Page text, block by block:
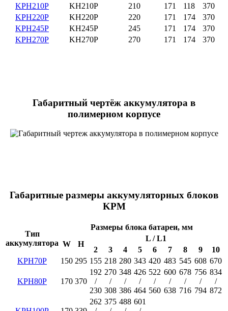
KPH210P
KH210P 210 171 118
370
KPH220P
KH220P 220 171 174
370
KPH245P
KH245P 245 171 174
370
KPH270P
KH270P 270 171 174 370
Габаритный чертёж аккумулятора в
полимерном корпусе
Габаритные размеры аккумуляторных блоков
KPM
Тип
аккумулятора
Размеры блока батареи, мм
W
H
L / L1
2
3 4 5 6 7 8 9
10
KPH70P
150 295 155 218 280 343 420 483 545 608 670
KPH80P 170 370
192
/
230
270
/
308
348
/
386
426
/
464
522
/
560
600
/
638
678
/
716
756
/
794
834
/
872
262 375 488 601